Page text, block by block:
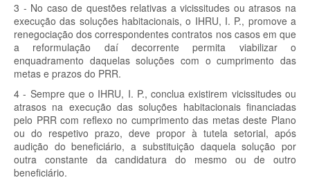
3 - No caso de questões relativas a vicissitudes ou atrasos na
execução das soluções habitacionais, o IHRU, I. P., promove a
renegociação dos correspondentes contratos nos casos em que
a reformulação daí decorrente permita viabilizar o
enquadramento daquelas soluções com o cumprimento das
metas e prazos do PRR.
4 - Sempre que o IHRU, I. P., conclua existirem vicissitudes ou
atrasos na execução das soluções habitacionais financiadas
pelo PRR com reflexo no cumprimento das metas deste Plano
ou do respetivo prazo, deve propor à tutela setorial, após
audição do beneficiário, a substituição daquela solução por
outra constante da candidatura do mesmo ou de outro
beneficiário.